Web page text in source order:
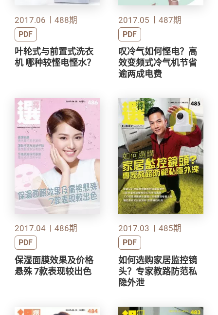
2017.06 488期
PDF
叶轮式与前置式洗衣
机 哪种较悭电悭水？
2017.05 487期
PDF
叹冷气如何悭电？高
效变频式冷气机节省
逾两成电费
2017.04 486期
PDF
保湿面膜效果及价格
悬殊 7款表现较出色
2017.03 485期
PDF
如何选购家居监控镜
头？专家教路防范私
隐外泄